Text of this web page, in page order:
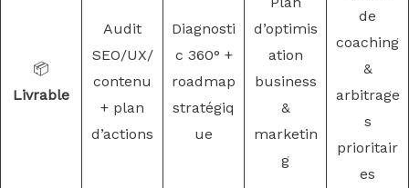
📦
Livrable
Audit
SEO/UX/
contenu
+ plan
d’actions
Diagnosti
c 360° +
roadmap
stratégiq
ue
d’optimis
ation
business
&
marketin
g
de
coaching
&
arbitrage
s
prioritair
es